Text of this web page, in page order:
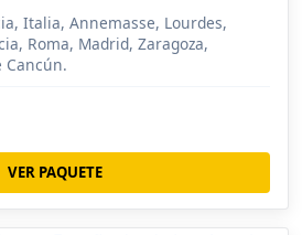
Italia, Annemasse, Lourdes,
Roma, Madrid, Zaragoza,
Cancún.
VER PAQUETE